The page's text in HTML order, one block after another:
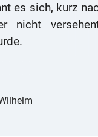
es sich, kurz
nicht